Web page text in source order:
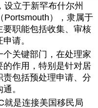
立于新罕布什尔州
Portsmouth），隶属于
职能包括收集、审核
请。
个关键部门，在处理家
作用，特别是针对居
包括预处理申请、分
。
就是连接美国移民局